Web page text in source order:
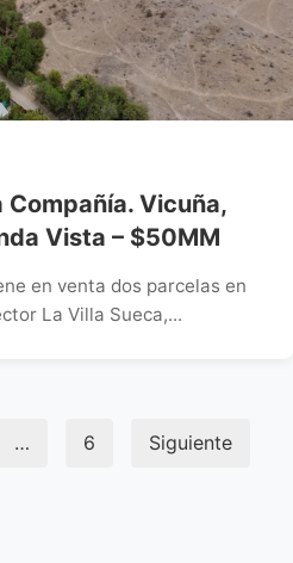
Vicuña,
Vista – $50MM
en venta dos parcelas en
La Villa Sueca,...
… 6 Siguiente